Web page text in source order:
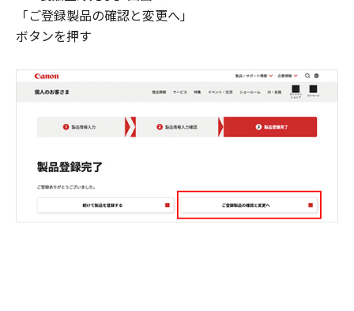
「ご登録製品の確認と変更へ」
ボタンを押す